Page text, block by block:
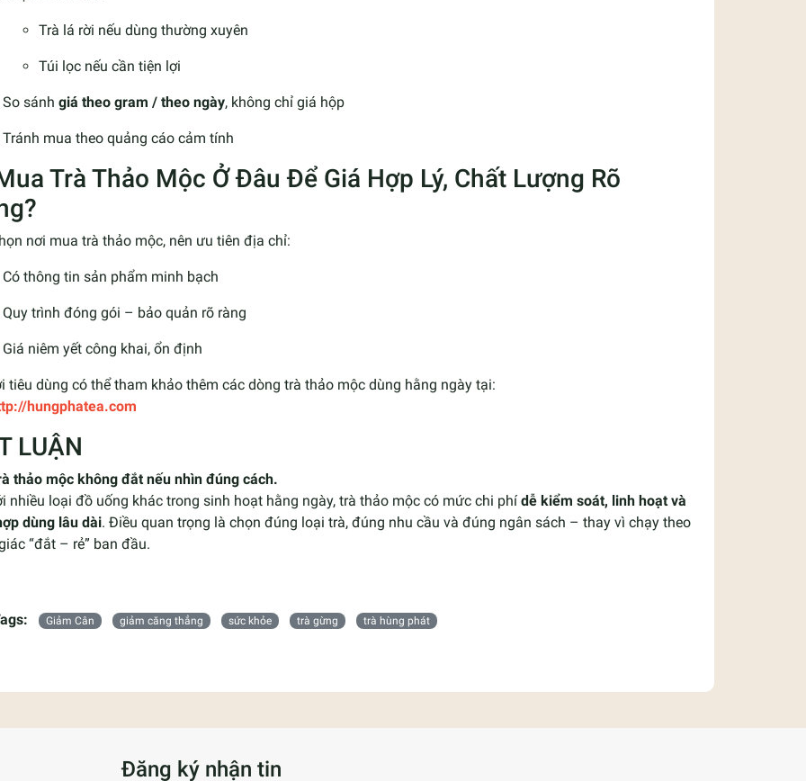
Trà lá rời nếu dùng thường xuyên
Túi lọc nếu cần tiện lợi
So sánh giá theo gram / theo ngày, không chỉ giá hộp
Tránh mua theo quảng cáo cảm tính
Trà Thảo Mộc Ở Đâu Để Giá Hợp Lý, Chất Lượng Rõ
nơi mua trà thảo mộc, nên ưu tiên địa chỉ:
Có thông tin sản phẩm minh bạch
Quy trình đóng gói – bảo quản rõ ràng
Giá niêm yết công khai, ổn định
tiêu dùng có thể tham khảo thêm các dòng trà thảo mộc dùng hằng ngày tại:
hungphatea.com
LUẬN
thảo mộc không đắt nếu nhìn đúng cách.
nhiều loại đồ uống khác trong sinh hoạt hằng ngày, trà thảo mộc có mức chi phídễ kiểm soát, linh hoạt và
dùng lâu dài. Điều quan trọng là chọn đúng loại trà, đúng nhu cầu và đúng ngân sách – thay vì chạy theo
“đắt – rẻ” ban đầu.
Giảm Cân giảm căng thẳng sức khỏe trà gừng trà hùng phát
Đăng ký nhận tin